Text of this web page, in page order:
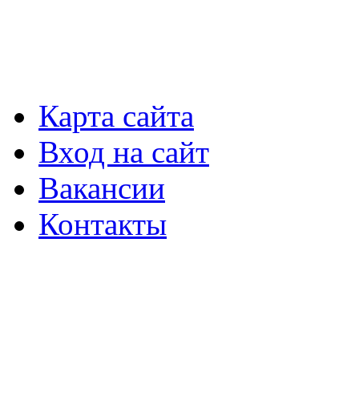
Карта сайта
Вход на сайт
Вакансии
Контакты